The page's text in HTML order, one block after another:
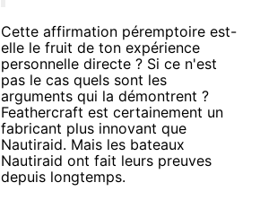
Cette affirmation péremptoire est-
elle le fruit de ton expérience
personnelle directe ? Si ce n'est
pas le cas quels sont les
arguments qui la démontrent ?
Feathercraft est certainement un
fabricant plus innovant que
Nautiraid. Mais les bateaux
Nautiraid ont fait leurs preuves
depuis longtemps.